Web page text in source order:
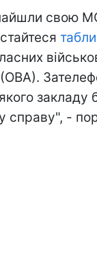
свою
(ОВА).
закладу
справу", -